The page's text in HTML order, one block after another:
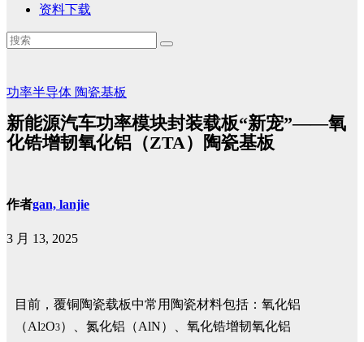
资料下载
功率半导体 陶瓷基板
新能源汽车功率模块封装载板“新宠”——氧
化锆增韧氧化铝（ZTA）陶瓷基板
作者gan, lanjie
3 月 13, 2025
目前，覆铜陶瓷载板中常用陶瓷材料包括：氧化铝
（Al2O3）、氮化铝（AlN）、氧化锆增韧氧化铝